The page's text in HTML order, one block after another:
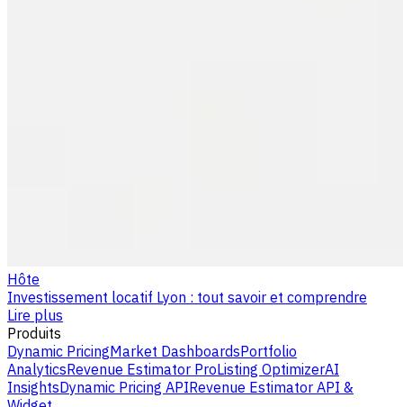
Hôte
Investissement locatif Lyon : tout savoir et comprendre
Lire plus
Produits
Dynamic PricingMarket DashboardsPortfolio
AnalyticsRevenue Estimator ProListing OptimizerAI
InsightsDynamic Pricing APIRevenue Estimator API &